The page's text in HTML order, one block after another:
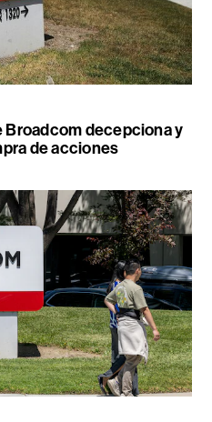
Broadcom decepciona y
de acciones